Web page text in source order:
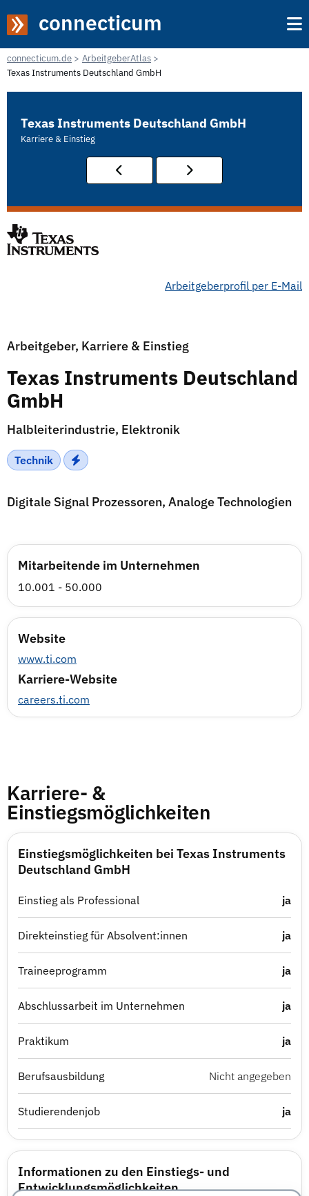
connecticum
connecticum.de
ArbeitgeberAtlas
Texas Instruments Deutschland GmbH
Texas Instruments Deutschland GmbH
Karriere & Einstieg
Arbeitgeberprofil per E-Mail
Arbeitgeber, Karriere & Einstieg
Texas Instruments Deutschland
GmbH
Halbleiterindustrie, Elektronik
Technik
Digitale Signal Prozessoren, Analoge Technologien
Mitarbeitende im Unternehmen
10.001 - 50.000
Website
www.ti.com
Karriere-Website
careers.ti.com
Karriere- &
Einstiegsmöglichkeiten
Einstiegsmöglichkeiten bei Texas Instruments
Deutschland GmbH
Einstieg als Professional ja
Direkteinstieg für Absolvent:innen ja
Traineeprogramm ja
Abschlussarbeit im Unternehmen ja
Praktikum ja
Berufsausbildung Nicht angegeben
Studierendenjob ja
Informationen zu den Einstiegs- und
Entwicklungsmöglichkeiten